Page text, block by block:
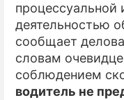
процессуальной
деятельностью
сообщает
словам
соблюдением
водитель не